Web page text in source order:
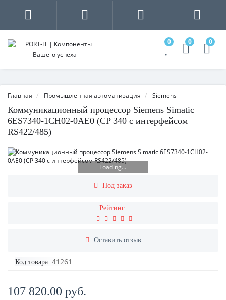
0 0 0
Главная Промышленная автоматизация Siemens
Коммуникационный процессор Siemens Simatic
6ES7340-1CH02-0AE0 (CP 340 с интерфейсом
RS422/485)
Loading...
Под заказ
Рейтинг:
Оставить отзыв
Код товара: 41261
107 820.00 руб.